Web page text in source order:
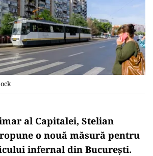
al Capitalei, Stelian
o nouă măsură pentru
infernal din București.